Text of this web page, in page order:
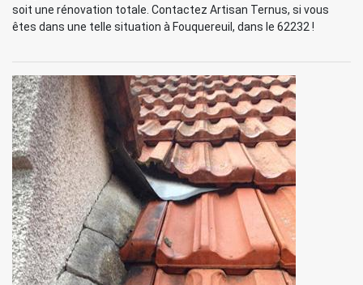
soit une rénovation totale. Contactez Artisan Ternus, si vous
êtes dans une telle situation à Fouquereuil, dans le 62232 !